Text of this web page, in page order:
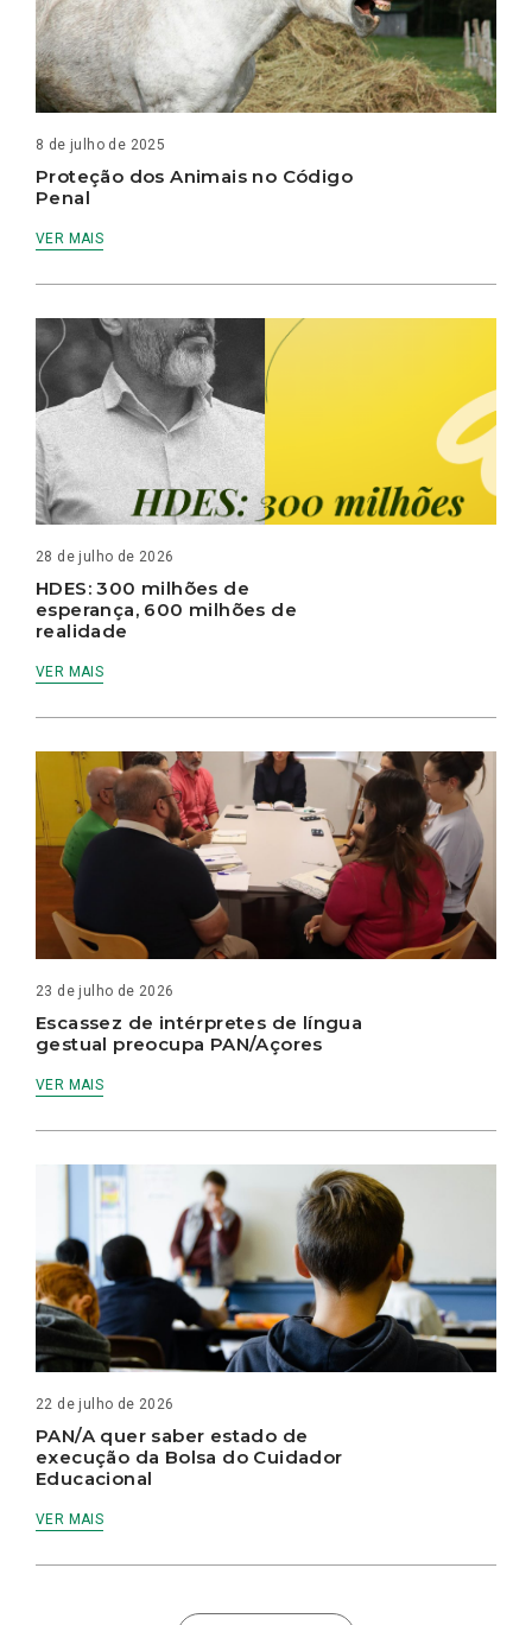
8 de julho de 2025
Proteção dos Animais no Código
Penal
VER MAIS
28 de julho de 2026
HDES: 300 milhões de
esperança, 600 milhões de
realidade
VER MAIS
23 de julho de 2026
Escassez de intérpretes de língua
gestual preocupa PAN/Açores
VER MAIS
22 de julho de 2026
PAN/A quer saber estado de
execução da Bolsa do Cuidador
Educacional
VER MAIS